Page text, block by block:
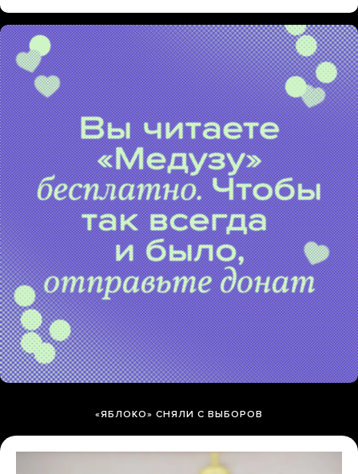
«ЯБЛОКО» СНЯЛИ С ВЫБОРОВ